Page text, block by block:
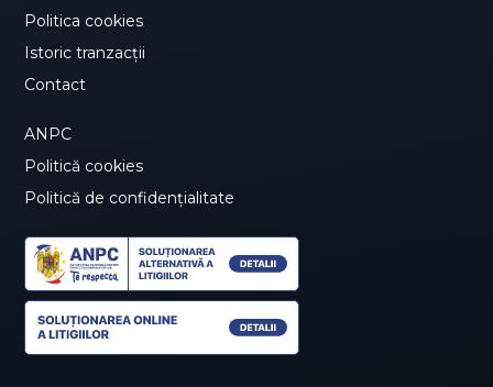
Politica cookies
Istoric tranzacții
Contact
ANPC
Politică cookies
Politică de confidențialitate